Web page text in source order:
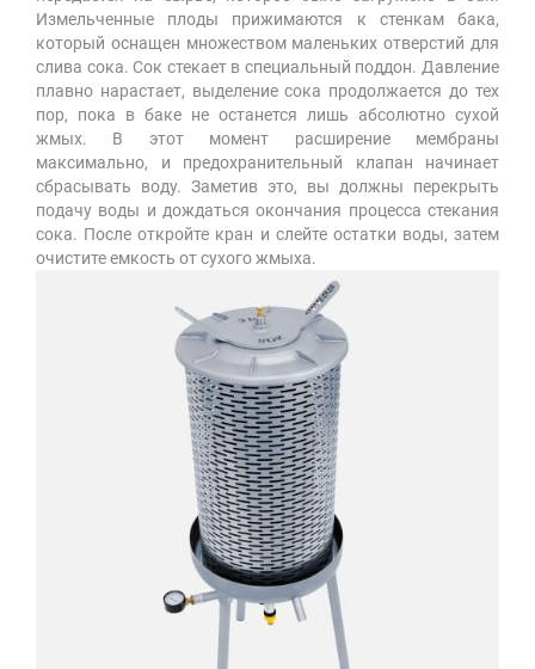
Измельченные плоды прижимаются к стенкам бака,
который оснащен множеством маленьких отверстий для
слива сока. Сок стекает в специальный поддон. Давление
плавно нарастает, выделение сока продолжается до тех
пор, пока в баке не останется лишь абсолютно сухой
жмых. В этот момент расширение мембраны
максимально, и предохранительный клапан начинает
сбрасывать воду. Заметив это, вы должны перекрыть
подачу воды и дождаться окончания процесса стекания
сока. После откройте кран и слейте остатки воды, затем
очистите емкость от сухого жмыха.